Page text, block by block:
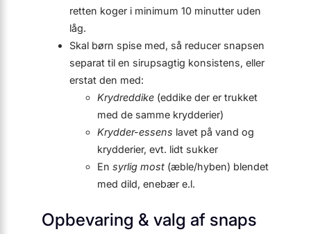
retten koger i minimum 10 minutter uden
låg.
Skal børn spise med, så reducer snapsen
separat til en sirupsagtig konsistens, eller
erstat den med:
Krydreddike (eddike der er trukket
med de samme krydderier)
Krydder-essens lavet på vand og
krydderier, evt. lidt sukker
En syrlig most (æble/hyben) blendet
med dild, enebær e.l.
Opbevaring & valg af snaps